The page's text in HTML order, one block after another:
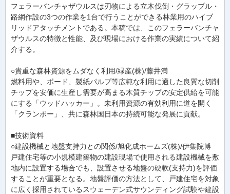
フェラーバンチャザウルスは刃物による立木伐倒・グラップル・
路網作設の3つの作業を1台で行うことができる林業用のハイブ
リッドアタッチメントである。本稿では、このフェラーバンチャ
ザウルスの特徴と性能、及び現場における作業の実績について紹
介する。
○貴重な森林資源をムダなく利用/緑産(株)/藤井満
燃料用や、ボード、製紙パルプ等広範な利用に適した良質な切削
チップを安価に生産し需要が高まる木質チップの安定供給を可能
にする「ウッドハッカー」。未利用資源の有効利用に道を開く
「クランボー」、共に森林国日本の持続可能な発展に貢献。
■技術資料
○建設機械と地盤支持力との関係/旭化成ホームズ(株)/伊集院博
戸建住宅等の小規模建築物の建設現場で使用される建設機械を敷
地内に設置する場合でも、設置させる地盤の硬軟(支持力)を評価
することが重要となる。地盤評価の方法として、戸建住宅を対象
に広く採用されているスウェーデン式サウンディング試験や建設